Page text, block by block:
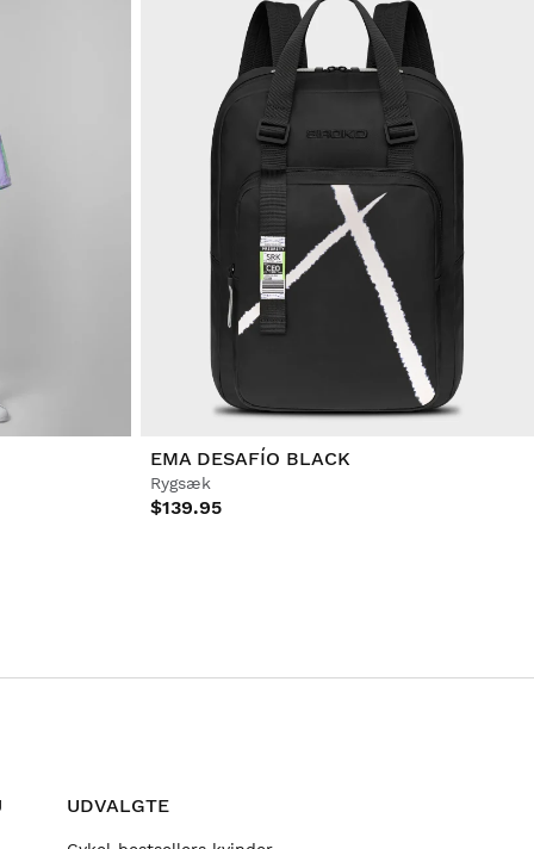
EMA DESAFÍO BLACK
Rygsæk
$139.95
UDVALGTE